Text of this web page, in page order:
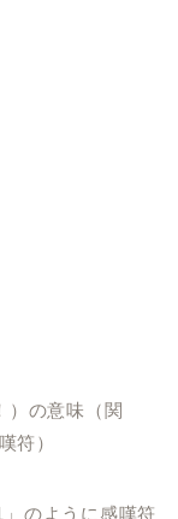
）の意味（関
符）
のように感嘆符